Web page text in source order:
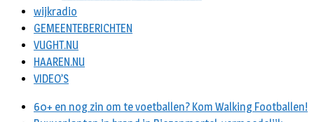
wijkradio
GEMEENTEBERICHTEN
VUGHT.NU
HAAREN.NU
VIDEO’S
60+ en nog zin om te voetballen? Kom Walking Footballen!